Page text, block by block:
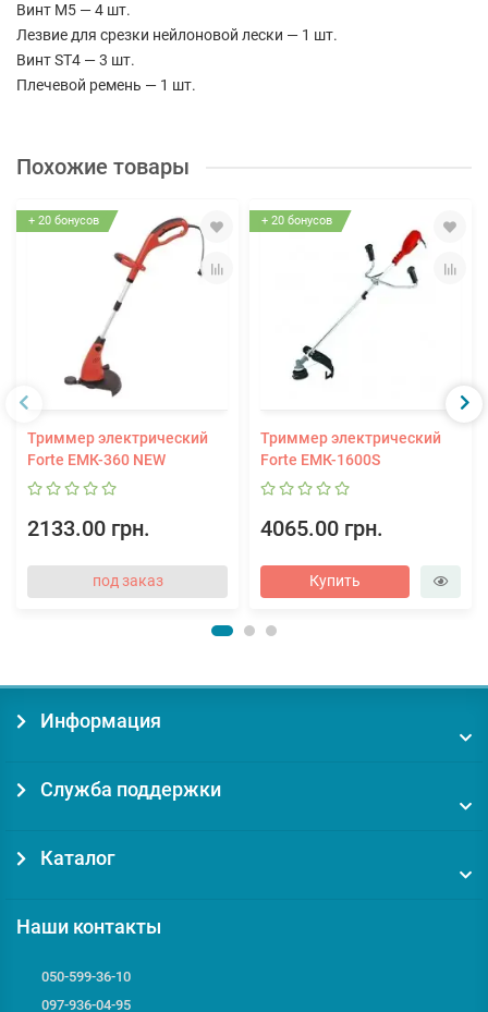
Винт М5 — 4 шт.
Лезвие для срезки нейлоновой лески — 1 шт.
Винт ST4 — 3 шт.
Плечевой ремень — 1 шт.
Похожие товары
+ 20 бонусов
Триммер электрический
Forte ЕМК-360 NEW
2133.00 грн.
под заказ
+ 20 бонусов
Триммер электрический
Forte ЕМК-1600S
4065.00 грн.
Купить
Информация
Служба поддержки
Каталог
Наши контакты
050-599-36-10
097-936-04-95